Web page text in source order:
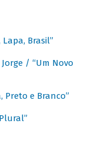
Brasil”
/ “Um Novo
Preto e Branco”